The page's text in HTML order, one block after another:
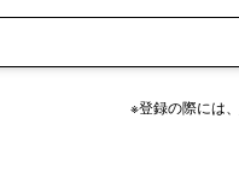
※登録の際には、